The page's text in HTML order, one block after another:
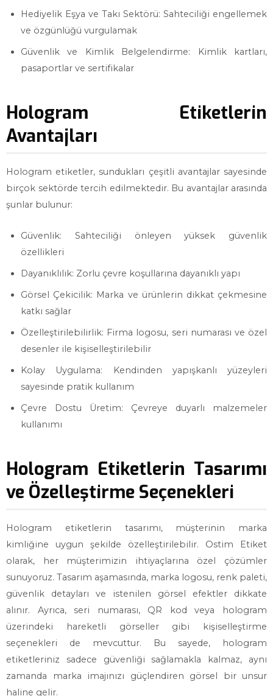
Hediyelik Eşya ve Takı Sektörü: Sahteciliği engellemek
ve özgünlüğü vurgulamak
Güvenlik ve Kimlik Belgelendirme: Kimlik kartları,
pasaportlar ve sertifikalar
Hologram Etiketlerin
Avantajları
Hologram etiketler, sundukları çeşitli avantajlar sayesinde
birçok sektörde tercih edilmektedir. Bu avantajlar arasında
şunlar bulunur:
Güvenlik: Sahteciliği önleyen yüksek güvenlik
özellikleri
Dayanıklılık: Zorlu çevre koşullarına dayanıklı yapı
Görsel Çekicilik: Marka ve ürünlerin dikkat çekmesine
katkı sağlar
Özelleştirilebilirlik: Firma logosu, seri numarası ve özel
desenler ile kişiselleştirilebilir
Kolay Uygulama: Kendinden yapışkanlı yüzeyleri
sayesinde pratik kullanım
Çevre Dostu Üretim: Çevreye duyarlı malzemeler
kullanımı
Hologram Etiketlerin Tasarımı
ve Özelleştirme Seçenekleri
Hologram etiketlerin tasarımı, müşterinin marka
kimliğine uygun şekilde özelleştirilebilir. Ostim Etiket
olarak, her müşterimizin ihtiyaçlarına özel çözümler
sunuyoruz. Tasarım aşamasında, marka logosu, renk paleti,
güvenlik detayları ve istenilen görsel efektler dikkate
alınır. Ayrıca, seri numarası, QR kod veya hologram
üzerindeki hareketli görseller gibi kişiselleştirme
seçenekleri de mevcuttur. Bu sayede, hologram
etiketleriniz sadece güvenliği sağlamakla kalmaz, aynı
zamanda marka imajınızı güçlendiren görsel bir unsur
haline gelir.